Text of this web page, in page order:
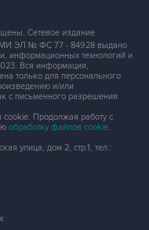
Сетевое издание
СМИ ЭЛ № ФС 77 - 84928 выдано
информационных технологий и
Вся информация,
только для персонального
и/или
с письменного разрешения
cookie. Продолжая работу с
обработку файлов cookie.
улица, дом 2, стр.1, тел.: